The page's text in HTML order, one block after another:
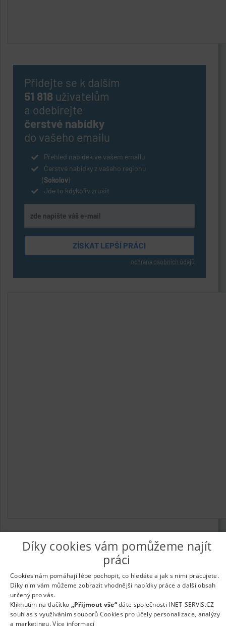
Přidejte se k dalším
51 818 uživatelům
a odebírejte
čerstvé nabídky
do vašeho emailu
Přehled nabídek ve vašem emailu
Čerstvé nabídky z vašeho regionu
(Sokolov)
Jde to kdykoliv zrušit
ochrana osobních údajů
| Nabídka práce - zaměstnání
webu
Vložit inzerát |Odběr novinek| Odstranění inzerátu|
Nastavení cookies
Díky cookies vám pomůžeme najít
práci
Cookies nám pomáhají lépe pochopit, co hledáte a jak s nimi pracujete.
Díky nim vám můžeme zobrazit vhodnější nabídky práce a další obsah
určený pro vás.
Kliknutím na tlačítko „Přijmout vše“dáte společnosti INET-SERVIS.CZ
souhlas s využíváním souborů Cookies pro účely personalizace, analýzy
a marketingu.Více informací